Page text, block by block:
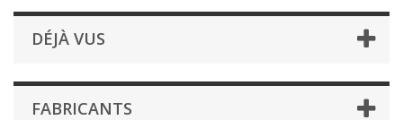
DÉJÀ VUS
FABRICANTS